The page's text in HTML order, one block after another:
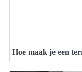
Hoe maak je een